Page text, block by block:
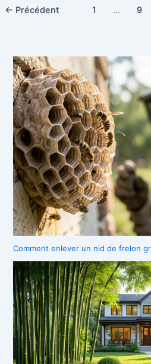
← Précédent 1 … 9
Comment enlever un nid de frelon